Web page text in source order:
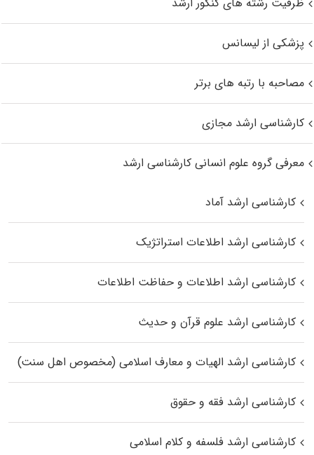
پزشکی از لیسانس
مصاحبه با رتبه های برتر
کارشناسی ارشد مجازی
معرفی گروه علوم انسانی کارشناسی ارشد
کارشناسی ارشد آماد
کارشناسی ارشد اطلاعات استراتژیک
کارشناسی ارشد اطلاعات و حفاظت اطلاعات
کارشناسی ارشد علوم قرآن و حدیث
کارشناسی ارشد الهیات و معارف اسلامی (مخصوص اهل سنت)
کارشناسی ارشد فقه و حقوق
کارشناسی ارشد فلسفه و کلام اسلامی